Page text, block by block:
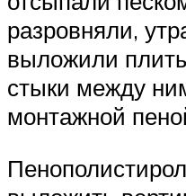
разровняли,
выложили
стыки между
монтажной